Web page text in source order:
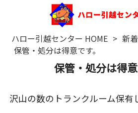
ハロー引越センター HOME > 新
保管・処分は得意です。
保管・処分は得意
沢山の数のトランクルーム保有